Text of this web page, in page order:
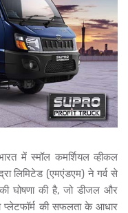
में स्मॉल कमर्शियल व्हीकल
लिमिटेड (एमएंडएम) ने गर्व से
घोषणा की है, जो डीजल और
की सफलता के आधार